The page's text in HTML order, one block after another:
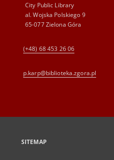
City Public Library
al. Wojska Polskiego 9
65-077 Zielona Góra
(+48) 68 453 26 06
p.karp@biblioteka.zgora.pl
SITEMAP